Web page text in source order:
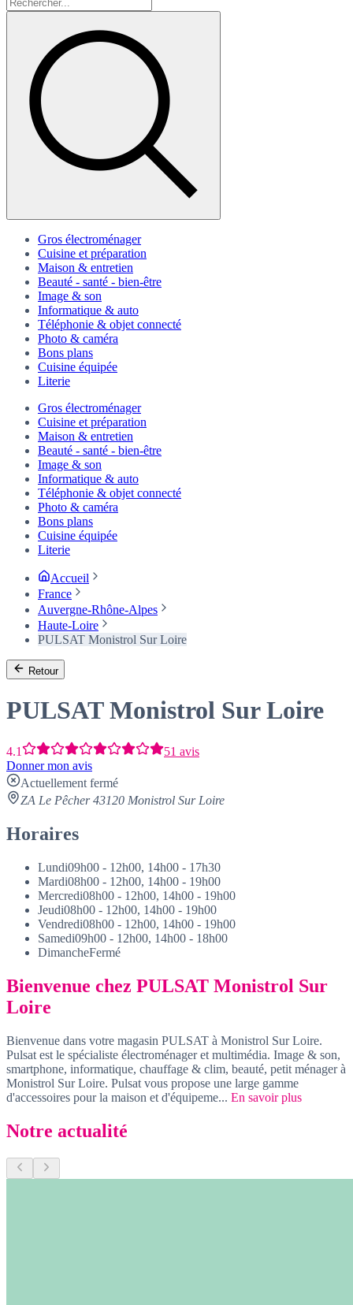
Gros électroménager
Cuisine et préparation
Maison & entretien
Beauté - santé - bien-être
Image & son
Informatique & auto
Téléphonie & objet connecté
Photo & caméra
Bons plans
Cuisine équipée
Literie
Gros électroménager
Cuisine et préparation
Maison & entretien
Beauté - santé - bien-être
Image & son
Informatique & auto
Téléphonie & objet connecté
Photo & caméra
Bons plans
Cuisine équipée
Literie
Accueil
France
Auvergne-Rhône-Alpes
Haute-Loire
PULSAT Monistrol Sur Loire
Retour
PULSAT Monistrol Sur Loire
4.1
51 avis
Donner mon avis
Actuellement fermé
ZA Le Pêcher 43120 Monistrol Sur Loire
Horaires
Lundi09h00 - 12h00, 14h00 - 17h30
Mardi08h00 - 12h00, 14h00 - 19h00
Mercredi08h00 - 12h00, 14h00 - 19h00
Jeudi08h00 - 12h00, 14h00 - 19h00
Vendredi08h00 - 12h00, 14h00 - 19h00
Samedi09h00 - 12h00, 14h00 - 18h00
DimancheFermé
Bienvenue chez PULSAT Monistrol Sur
Loire
Bienvenue dans votre magasin PULSAT à Monistrol Sur Loire.
Pulsat est le spécialiste électroménager et multimédia. Image & son,
smartphone, informatique, chauffage & clim, beauté, petit ménager à
Monistrol Sur Loire. Pulsat vous propose une large gamme
d'accessoires pour la maison et d'équipeme... En savoir plus
Notre actualité